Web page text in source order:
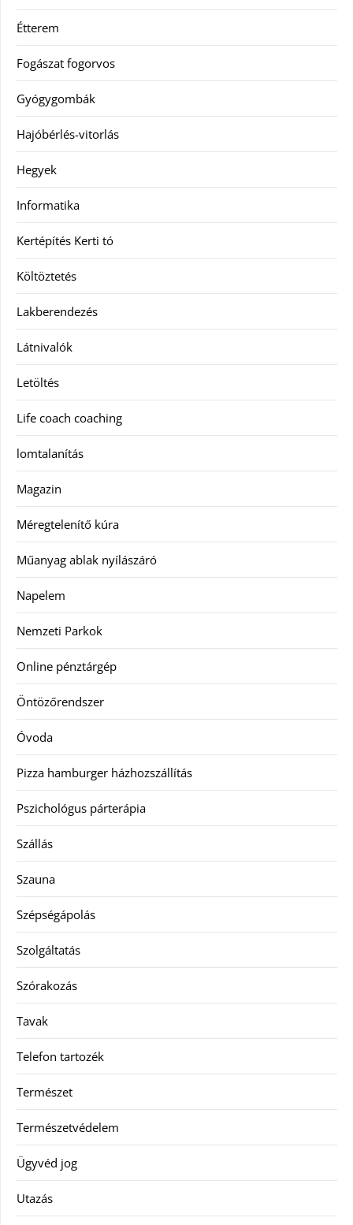
Étterem
Fogászat fogorvos
Gyógygombák
Hajóbérlés-vitorlás
Hegyek
Informatika
Kertépítés Kerti tó
Költöztetés
Lakberendezés
Látnivalók
Letöltés
Life coach coaching
lomtalanítás
Magazin
Méregtelenítő kúra
Műanyag ablak nyílászáró
Napelem
Nemzeti Parkok
Online pénztárgép
Öntözőrendszer
Óvoda
Pizza hamburger házhozszállítás
Pszichológus párterápia
Szállás
Szauna
Szépségápolás
Szolgáltatás
Szórakozás
Tavak
Telefon tartozék
Természet
Természetvédelem
Ügyvéd jog
Utazás